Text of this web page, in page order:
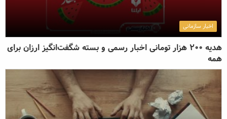
اخبار سازمانی
هدیه 200 هزار تومانی اخبار رسمی و بسته شگفت‌انگیز ارزان برای
همه